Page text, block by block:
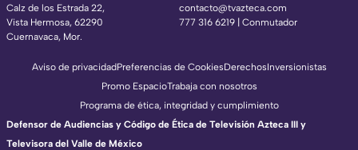
Calz de los Estrada 22,
Vista Hermosa, 62290
Cuernavaca, Mor.
contacto@tvazteca.com
777 316 6219 | Conmutador
Aviso de privacidadPreferencias de CookiesDerechosInversionistas
Promo EspacioTrabaja con nosotros
Programa de ética, integridad y cumplimiento
Defensor de Audiencias y Código de Ética de Televisión Azteca III y
Televisora del Valle de México